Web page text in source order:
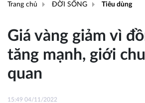
Trang chủ ĐỜI SỐNG Tiêu dùng
Giá vàng giảm vì
tăng mạnh, giới
quan
15:49 04/11/2022